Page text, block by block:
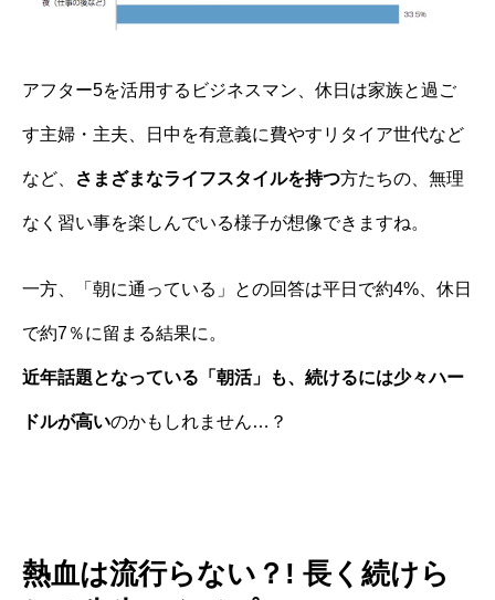
アフター5を活用するビジネスマン、休日は家族と過ご
す主婦・主夫、日中を有意義に費やすリタイア世代など
など、 さまざまなライフスタイルを持つ方たちの、無理
なく習い事を楽しんでいる様子が想像できますね。
一方、「朝に通っている」との回答は平日で約4%、休日
で約7％に留まる結果に。
近年話題となっている「朝活」も、続けるには少々ハー
ドルが高いのかもしれません…？
熱血は流行らない？! 長く続けら